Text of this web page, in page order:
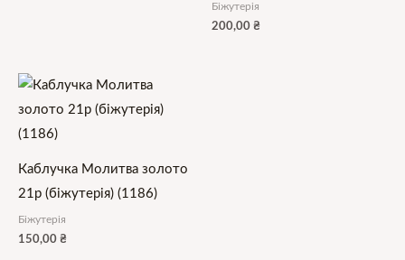
Біжутерія
200,00 ₴
Каблучка Молитва золото
21р (біжутерія) (1186)
Біжутерія
150,00 ₴